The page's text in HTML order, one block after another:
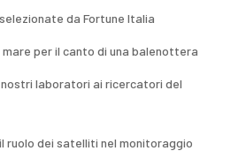
da Fortune Italia
mare per il canto di una balenottera
nostri laboratori ai ricercatori del
ruolo dei satelliti nel monitoraggio